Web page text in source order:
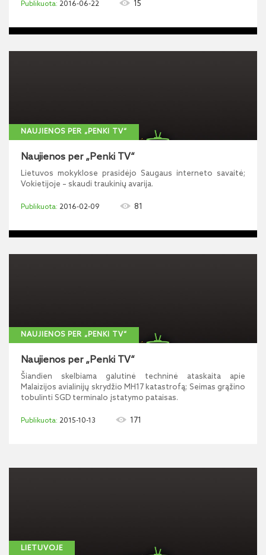
2016-06-22 15
NAUJIENOS PER „PENKI TV“
Naujienos per „Penki TV“
Lietuvos mokyklose prasidėjo Saugaus interneto savaitė;
Vokietijoje – skaudi traukinių avarija.
2016-02-09 81
NAUJIENOS PER „PENKI TV“
Naujienos per „Penki TV“
Šiandien skelbiama galutinė techninė ataskaita apie
Malaizijos avialinijų skrydžio MH17 katastrofą; Seimas grąžino
tobulinti SGD terminalo įstatymo pataisas.
2015-10-13 171
LIETUVOJE